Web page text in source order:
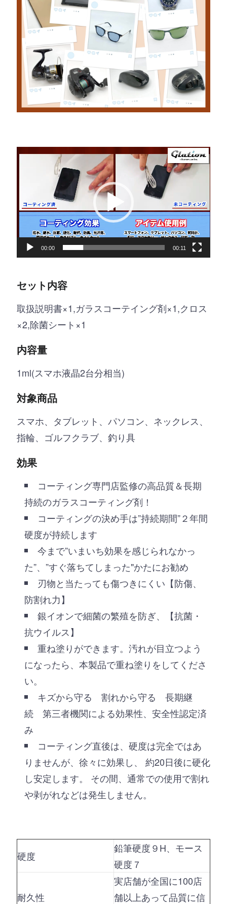
動
レ
ー
ヤ
00:00 00:11
セット内容
取扱説明書×1,ガラスコーテイング剤×1,クロス
×2,除菌シート×1
内容量
1ml(スマホ液晶2台分相当)
対象商品
スマホ、タブレット、パソコン、ネックレス、
指輪、ゴルフクラブ、釣り具
効果
コーティング専門店監修の高品質＆長期
持続のガラスコーティング剤！
コーティングの決め手は”持続期間”２年間
硬度が持続します
今まで”いまいち効果を感じられなかっ
た”、”すぐ落ちてしまった"かたにお勧め
刃物と当たっても傷つきにくい【防傷、
防割れ力】
銀イオンで細菌の繁殖を防ぎ、【抗菌・
抗ウイルス】
重ね塗りができます。汚れが目立つよう
になったら、本製品で重ね塗りをしてくださ
い。
キズから守る 割れから守る 長期継
続 第三者機関による効果性、安全性認定済
み
コーティング直後は、硬度は完全ではあ
りませんが、徐々に効果し、 約20日後に硬化
し安定します。 その間、通常での使用で割れ
や剥がれなどは発生しません。
硬度
鉛筆硬度９H、モース
硬度７
耐久性
実店舗が全国に100店
舗以上あって品質に信